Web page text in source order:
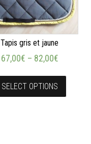
Tapis gris et jaune
67,00€ – 82,00€
SELECT OPTIONS